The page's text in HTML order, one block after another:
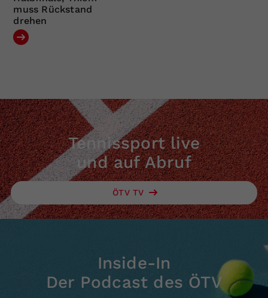
muss Rückstand
drehen
Tennissport live
und auf Abruf
ÖTV TV
Inside-In
Der Podcast des ÖTV